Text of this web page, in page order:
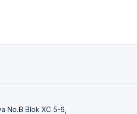
No.B Blok XC 5-6,